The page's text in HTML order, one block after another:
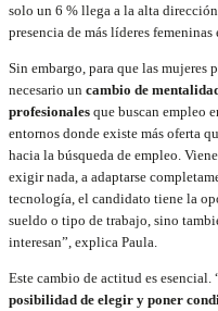
solo un 6 % llega a la alta
presencia de más líderes
Sin embargo, para que las mujeres
necesario un cambio de
profesionales que buscan empleo
entornos donde existe más oferta
hacia la búsqueda de empleo.
exigir nada, a adaptarse
tecnología, el candidato tiene la
sueldo o tipo de trabajo, sino
interesan”, explica Paula.
Este cambio de actitud es esencial.
posibilidad de elegir y poner